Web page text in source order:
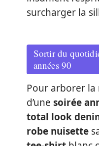
surcharger la
Sortir du
années 90
Pour arborer la
d’une soirée
total look
robe nuisette